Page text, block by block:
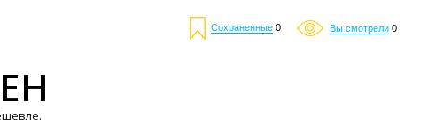
Сохраненные 0 Вы смотрели 0